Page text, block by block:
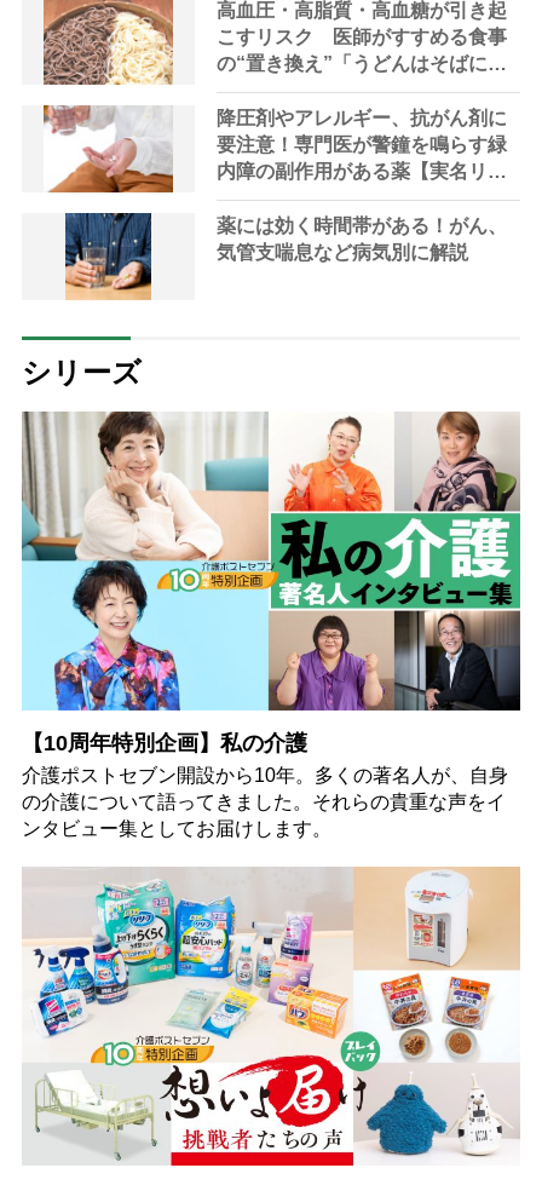
高血圧・高脂質・高血糖が引き起
こすリスク 医師がすすめる食事
の“置き換え”「うどんはそばに」
「肉は鶏肉を」「砂糖よりはちみ
つ」
降圧剤やアレルギー、抗がん剤に
要注意！専門医が警鐘を鳴らす緑
内障の副作用がある薬【実名リス
ト90付き】
薬には効く時間帯がある！がん、
気管支喘息など病気別に解説
シリーズ
【10周年特別企画】私の介護
介護ポストセブン開設から10年。多くの著名人が、自身
の介護について語ってきました。それらの貴重な声をイ
ンタビュー集としてお届けします。